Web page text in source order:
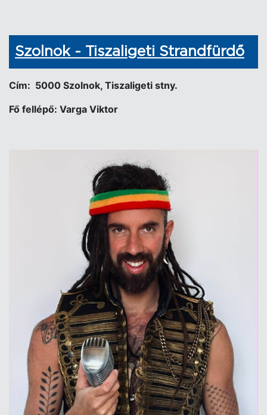
Szolnok - Tiszaligeti Strandfürdő
Cím: 5000 Szolnok, Tiszaligeti stny.
Fő fellépő: Varga Viktor